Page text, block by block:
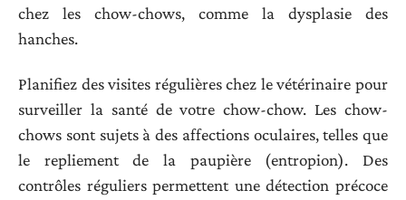
chez les chow-chows, comme la dysplasie des
hanches.
Planifiez des visites régulières chez le vétérinaire pour
surveiller la santé de votre chow-chow. Les chow-
chows sont sujets à des affections oculaires, telles que
le repliement de la paupière (entropion). Des
contrôles réguliers permettent une détection précoce